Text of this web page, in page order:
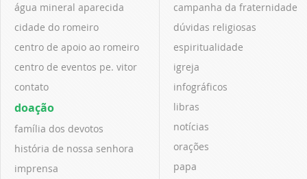
água mineral aparecida
cidade do romeiro
centro de apoio ao romeiro
centro de eventos pe. vitor
contato
doação
família dos devotos
história de nossa senhora
imprensa
campanha da fraternidade
dúvidas religiosas
espiritualidade
igreja
infográficos
libras
notícias
orações
papa